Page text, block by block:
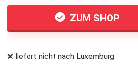
ZUM SHOP
❌ liefert nicht nach Luxemburg